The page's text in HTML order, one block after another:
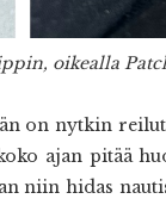
oikealla
on nytkin reilut
ajan pitää
niin hidas